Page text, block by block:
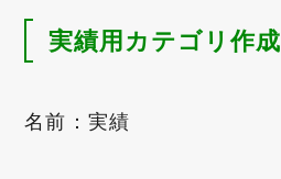
実績用カテゴリ作成
名前：実績